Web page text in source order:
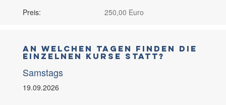
Preis:
250,00 Euro
An welchen Tagen finden die
einzelnen Kurse statt?
Samstags
19.09.2026